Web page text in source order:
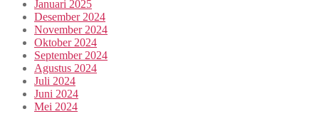
Januari 2025
Desember 2024
November 2024
Oktober 2024
September 2024
Agustus 2024
Juli 2024
Juni 2024
Mei 2024